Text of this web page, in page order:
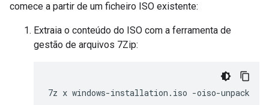
comece a partir de um ficheiro ISO existente:
Extraia o conteúdo do ISO com a ferramenta de
gestão de arquivos 7Zip:
7z x windows-installation.iso